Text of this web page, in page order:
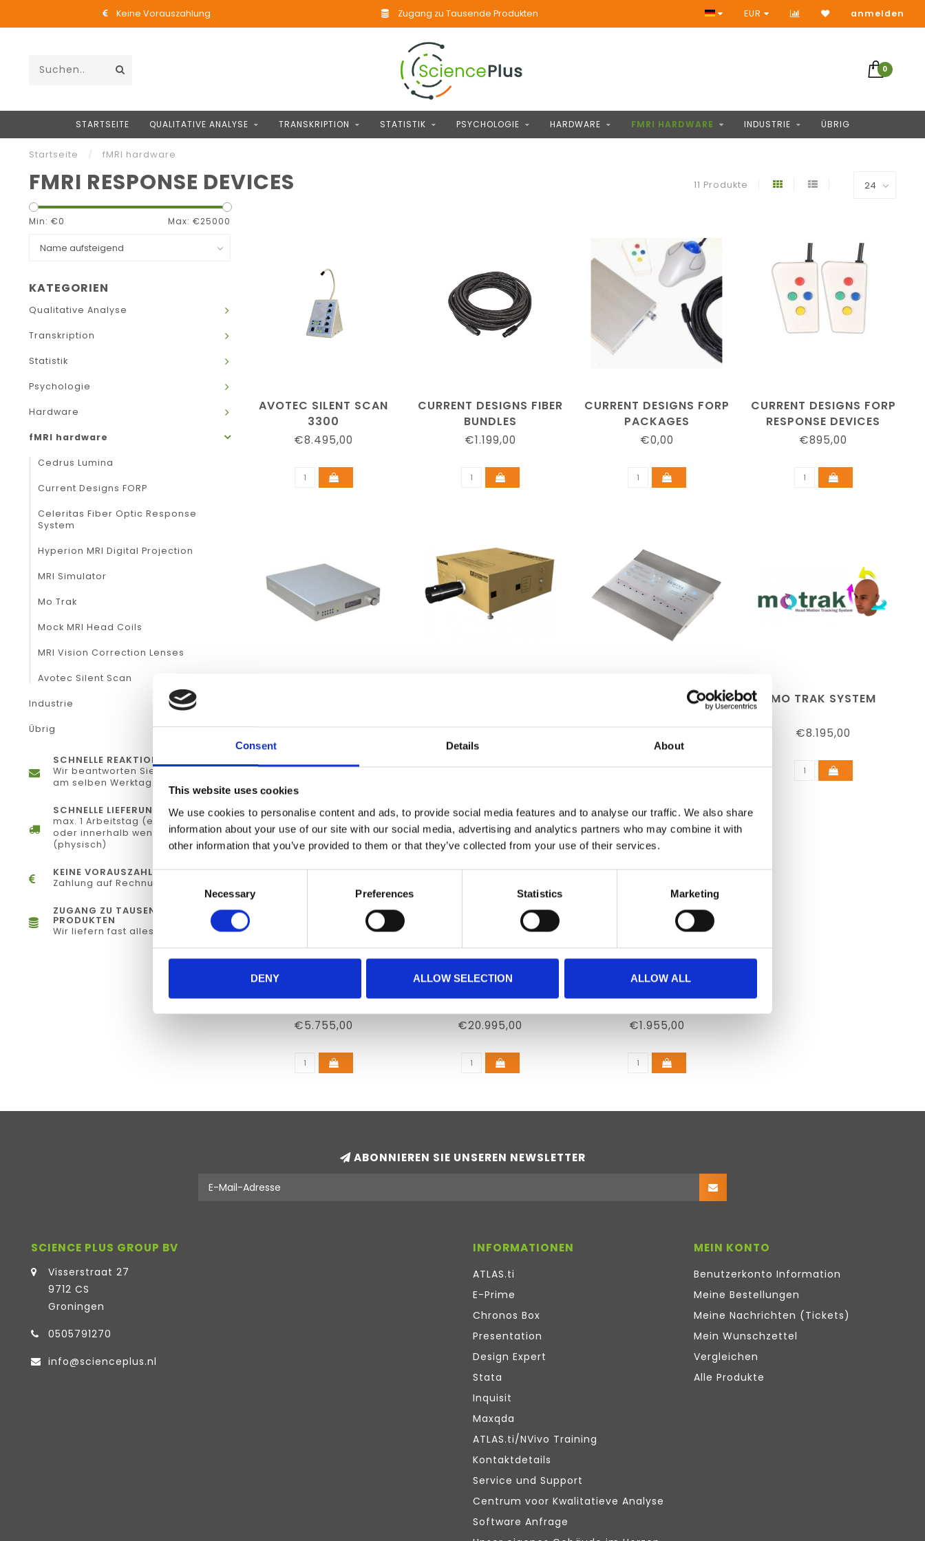
Consent Details About
This website uses cookies
We use cookies to personalise content and ads, to provide social media features and to analyse our traffic. We also share
information about your use of our site with our social media, advertising and analytics partners who may combine it with
other information that you’ve provided to them or that they’ve collected from your use of their services.
Necessary Preferences Statistics Marketing
DENY ALLOW SELECTION ALLOW ALL
Keine Vorauszahlung Zugang zu Tausende Produkten Snelle reacties
EUR anmelden
0
STARTSEITE QUALITATIVE ANALYSE TRANSKRIPTION STATISTIK PSYCHOLOGIE HARDWARE FMRI HARDWARE INDUSTRIE ÜBRIG
Startseite / fMRI hardware
FMRI RESPONSE DEVICES 11 Produkte
Min: €0 Max: €25000
KATEGORIEN
Qualitative Analyse
Transkription
Statistik
Psychologie
Hardware
fMRI hardware
Cedrus Lumina
Current Designs FORP
Celeritas Fiber Optic Response
System
Hyperion MRI Digital Projection
MRI Simulator
Mo Trak
Mock MRI Head Coils
MRI Vision Correction Lenses
Avotec Silent Scan
Industrie
Übrig
SCHNELLE REAKTION
Wir beantworten Sie Ihre Fragen
am selben Werktag
SCHNELLE LIEFERUNG
max. 1 Arbeitstag (elektronisch)
oder innerhalb weniger Tage
(physisch)
KEINE VORAUSZAHLUNG
Zahlung auf Rechnung
ZUGANG ZU TAUSENDE
PRODUKTEN
Wir liefern fast alles
AVOTEC SILENT SCAN
3300
€8.495,00
CURRENT DESIGNS FIBER
BUNDLES
€1.199,00
CURRENT DESIGNS FORP
PACKAGES
€0,00
CURRENT DESIGNS FORP
RESPONSE DEVICES
€895,00
MO TRAK SYSTEM
€8.195,00
€5.755,00 €20.995,00 €1.955,00
ABONNIEREN SIE UNSEREN NEWSLETTER
SCIENCE PLUS GROUP BV
Visserstraat 27
9712 CS
Groningen
0505791270
info@scienceplus.nl
INFORMATIONEN
ATLAS.ti
E-Prime
Chronos Box
Presentation
Design Expert
Stata
Inquisit
Maxqda
ATLAS.ti/NVivo Training
Kontaktdetails
Service und Support
Centrum voor Kwalitatieve Analyse
Software Anfrage
MEIN KONTO
Benutzerkonto Information
Meine Bestellungen
Meine Nachrichten (Tickets)
Mein Wunschzettel
Vergleichen
Alle Produkte